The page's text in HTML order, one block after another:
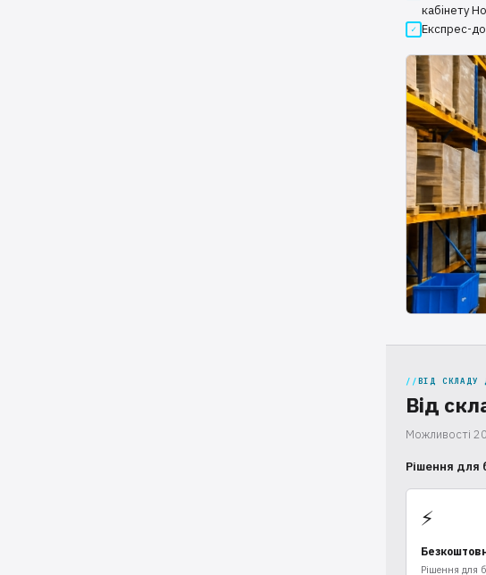
кабінету
Експрес-
ВІД СКЛАДУ
Від
Можливості
Рішення для
⚡
Рішення для